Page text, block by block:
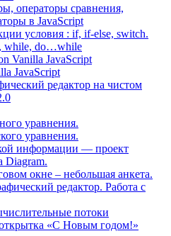
операторы сравнения,
в JavaScript
условия : if, if-else, switch.
while, do…while
Vanilla JavaScript
JavaScript
редактор на чистом
уравнения.
уравнения.
информации — проект
Diagram.
окне – небольшая анкета.
редактор. Работа с
потоки
«С Новым годом!»